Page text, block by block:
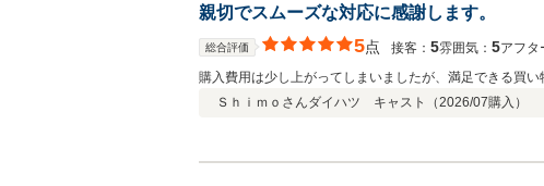
親切でスムーズな対応に感謝します。
総合評価 5点 接客： 5雰囲気： 5アフタ
購入費用は少し上がってしまいましたが、満足できる買
Ｓｈｉｍｏさんダイハツ キャスト（2026/07購入）